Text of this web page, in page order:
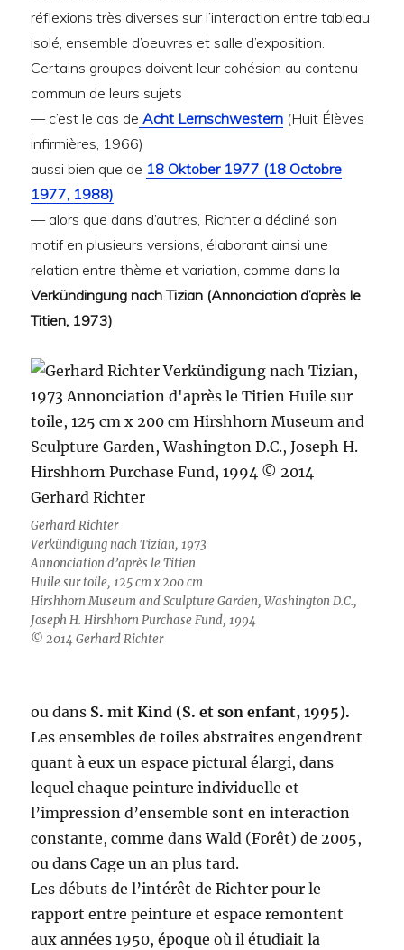
réflexions très diverses sur l’interaction entre tableau
isolé, ensemble d’oeuvres et salle d’exposition.
Certains groupes doivent leur cohésion au contenu
commun de leurs sujets
— c’est le cas de Acht Lernschwestern (Huit Élèves
infirmières, 1966)
aussi bien que de 18 Oktober 1977 (18 Octobre
1977, 1988)
— alors que dans d’autres, Richter a décliné son
motif en plusieurs versions, élaborant ainsi une
relation entre thème et variation, comme dans la
Verkündingung nach Tizian (Annonciation d’après le
Titien, 1973)
Gerhard Richter
Verkündigung nach Tizian, 1973
Annonciation d’après le Titien
Huile sur toile, 125 cm x 200 cm
Hirshhorn Museum and Sculpture Garden, Washington D.C.,
Joseph H. Hirshhorn Purchase Fund, 1994
© 2014 Gerhard Richter
ou dans S. mit Kind (S. et son enfant, 1995).
Les ensembles de toiles abstraites engendrent
quant à eux un espace pictural élargi, dans
lequel chaque peinture individuelle et
l’impression d’ensemble sont en interaction
constante, comme dans Wald (Forêt) de 2005,
ou dans Cage un an plus tard.
Les débuts de l’intérêt de Richter pour le
rapport entre peinture et espace remontent
aux années 1950, époque où il étudiait la